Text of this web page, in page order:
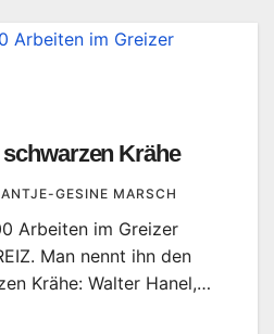
Krähe
ANTJE-GESINE MARSCH
Arbeiten im Greizer
Man nennt ihn den
Krähe: Walter Hanel,…